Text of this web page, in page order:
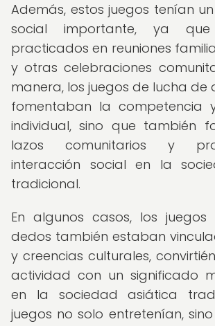
Además, estos juegos tenían
social importante, ya
practicados en reuniones
y otras celebraciones
manera, los juegos de lucha de
fomentaban la competencia
individual, sino que también
lazos comunitarios y
interacción social en la
tradicional.
En algunos casos, los
dedos también estaban
y creencias culturales,
actividad con un significado
en la sociedad asiática
juegos no solo entretenían,